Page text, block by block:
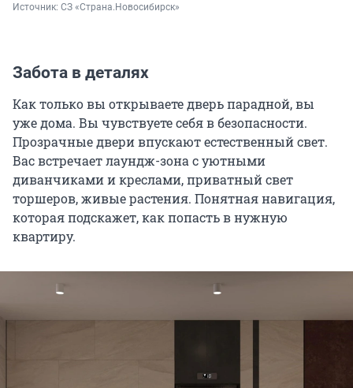
Источник: СЗ «Страна.Новосибирск»
Забота в деталях
Как только вы открываете дверь парадной, вы
уже дома. Вы чувствуете себя в безопасности.
Прозрачные двери впускают естественный свет.
Вас встречает лаундж-зона с уютными
диванчиками и креслами, приватный свет
торшеров, живые растения. Понятная навигация,
которая подскажет, как попасть в нужную
квартиру.